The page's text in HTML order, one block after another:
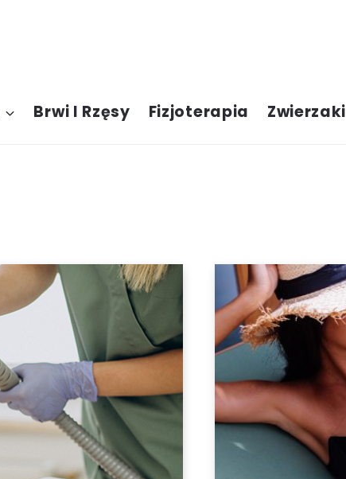
Brwi I Rzęsy Fizjoterapia Zwierzaki